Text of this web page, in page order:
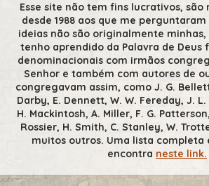
Esse site não tem fins lucrativos, são
desde 1988 aos que me
ideias não são originalmente
tenho aprendido da Palavra de Deus
denominacionais com irmãos
Senhor e também com autores de
congregavam assim, como J. G.
Darby, E. Dennett, W. W. Fereday, J. L.
H. Mackintosh, A. Miller, F. G.
Rossier, H. Smith, C. Stanley, W.
muitos outros. Uma lista completa
encontra neste link.